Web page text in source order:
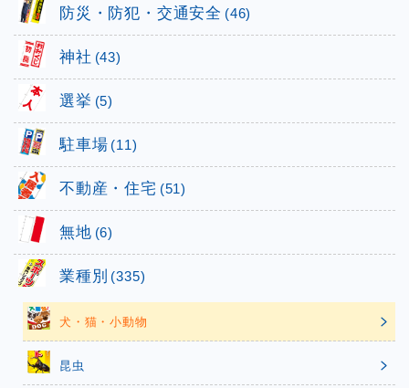
防災・防犯・交通安全 (46)
神社 (43)
選挙 (5)
駐車場 (11)
不動産・住宅 (51)
無地 (6)
業種別 (335)
犬・猫・小動物
昆虫